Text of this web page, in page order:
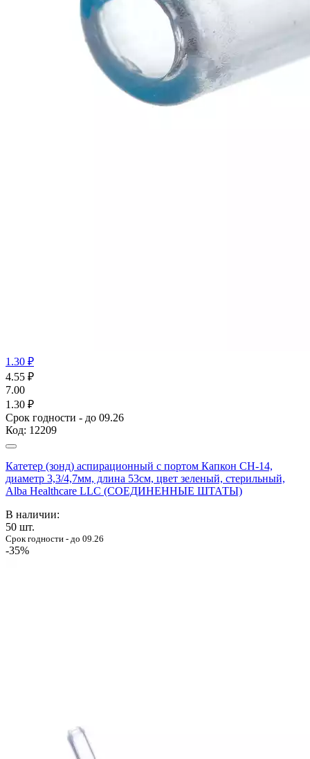
1.30 ₽
4.55 ₽
7.00
1.30 ₽
Срок годности - до 09.26
Код: 12209
Катетер (зонд) аспирационный с портом Капкон CH-14,
диаметр 3,3/4,7мм, длина 53см, цвет зеленый, стерильный,
Alba Healthcare LLC (СОЕДИНЕННЫЕ ШТАТЫ)
В наличии:
50 шт.
Срок годности - до 09.26
-35%